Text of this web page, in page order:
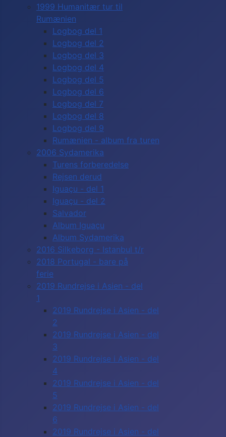
1999 Humanitær tur til
Rumænien
Logbog del 1
Logbog del 2
Logbog del 3
Logbog del 4
Logbog del 5
Logbog del 6
Logbog del 7
Logbog del 8
Logbog del 9
Rumænien - album fra turen
2006 Sydamerika
Turens forberedelse
Rejsen derud
Iguaçu - del 1
Iguaçu - del 2
Salvador
Album Iguaçu
Album Sydamerika
2016 Silkeborg - Istanbul t/r
2018 Portugal - bare på
ferie
2019 Rundrejse i Asien - del
1
2019 Rundrejse i Asien - del
2
2019 Rundrejse i Asien - del
3
2019 Rundrejse i Asien - del
4
2019 Rundrejse i Asien - del
5
2019 Rundrejse i Asien - del
6
2019 Rundrejse i Asien - del